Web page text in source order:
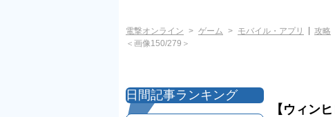
電撃オンライン ゲーム モバイル・アプリ 攻略
＜画像150/279＞
【ウィン
日間記事ランキング